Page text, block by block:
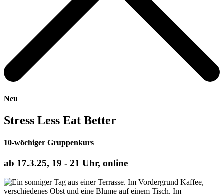
Neu
Stress Less Eat Better
10-wöchiger Gruppenkurs
ab 17.3.25, 19 - 21 Uhr, online